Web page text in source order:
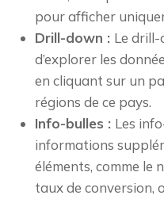
pour afficher
Drill-down : Le
d’explorer les
en cliquant sur un
régions de ce pays.
Info-bulles : Les
informations
éléments, comme le
taux de conversion,